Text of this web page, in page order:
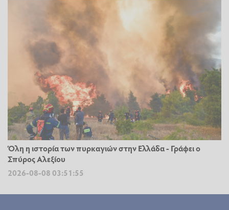
Όλη η ιστορία των πυρκαγιών στην Ελλάδα - Γράφει ο
Σπύρος Αλεξίου
2026-08-08 03:51:55